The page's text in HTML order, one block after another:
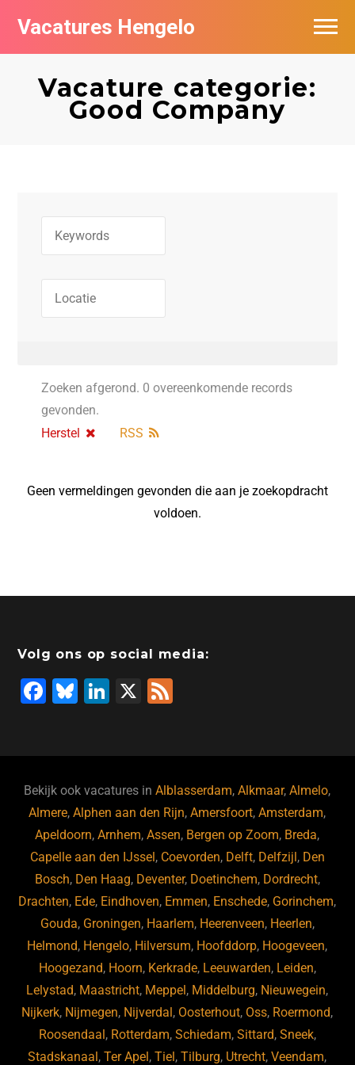
Vacatures Hengelo
Vacature categorie:
Good Company
Zoeken afgerond. 0 overeenkomende records
gevonden.
Herstel
RSS
Geen vermeldingen gevonden die aan je zoekopdracht
voldoen.
Volg ons op social media:
F
b
o
o
k
Bl
ky
Li
dI
n
X
Bekijk ook vacatures inAlblasserdam,Alkmaar,Almelo,
Almere,Alphen aan den Rijn,Amersfoort,Amsterdam,
Apeldoorn,Arnhem,Assen, Bergen op Zoom, Breda,
Capelle aan den IJssel , Coevorden, Delft, Delfzijl , Den
Bosch, Den Haag, Deventer, Doetinchem, Dordrecht,
Drachten, Ede, Eindhoven, Emmen, Enschede, Gorinchem,
Gouda, Groningen, Haarlem, Heerenveen, Heerlen,
Helmond, Hengelo, Hilversum, Hoofddorp, Hoogeveen,
Hoogezand, Hoorn, Kerkrade, Leeuwarden, Leiden,
Lelystad, Maastricht, Meppel , Middelburg, Nieuwegein,
Nijkerk, Nijmegen, Nijverdal , Oosterhout, Oss, Roermond,
Roosendaal , Rotterdam, Schiedam, Sittard, Sneek,
Stadskanaal ,Ter Apel ,Tiel ,Tilburg, Utrecht,Veendam,
Vacatures per bedrijf in Hengelo
Populair